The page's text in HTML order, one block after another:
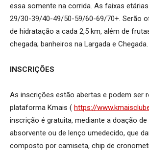
essa somente na corrida. As faixas
29/30-39/40-49/50-59/60-69/70+. Serão
de hidratação a cada 2,5 km, além de
chegada; banheiros na Largada e Chegada.
INSCRIÇÕES
As inscrições estão abertas e podem ser
plataforma Kmais ( https://www.kmaisclu
inscrição é gratuita, mediante a doação
absorvente ou de lenço umedecido, que
composto por camiseta, chip de